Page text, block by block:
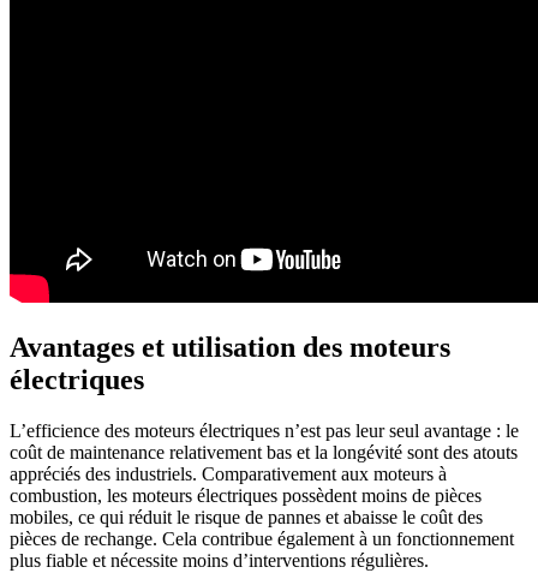
Avantages et utilisation des moteurs
électriques
L’efficience des moteurs électriques n’est pas leur seul avantage : le
coût de maintenance relativement bas et la longévité sont des atouts
appréciés des industriels. Comparativement aux moteurs à
combustion, les moteurs électriques possèdent moins de pièces
mobiles, ce qui réduit le risque de pannes et abaisse le coût des
pièces de rechange. Cela contribue également à un fonctionnement
plus fiable et nécessite moins d’interventions régulières.